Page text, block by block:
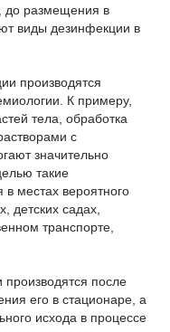
до размещения в
виды дезинфекции в
производятся
К примеру,
тела, обработка
с
значительно
такие
местах вероятного
детских садах,
транспорте,
после
его в стационаре, а
исхода в процессе